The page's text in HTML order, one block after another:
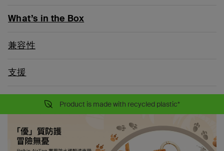
What’s in the Box
兼容性
支援
Product is made with recycled plastic*